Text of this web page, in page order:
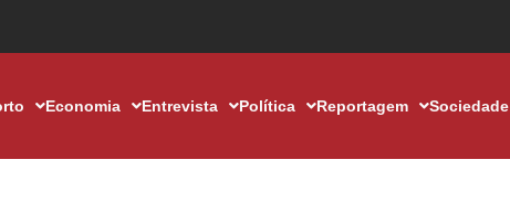
Economia Entrevista Política Reportagem Sociedade